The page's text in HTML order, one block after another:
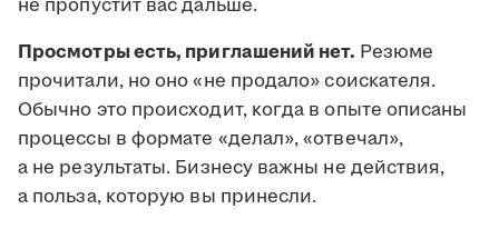
не пропустит вас дальше.
Просмотры есть, приглашений нет. Резюме
прочитали, но оно «не продало» соискателя.
Обычно это происходит, когда в опыте описаны
процессы в формате «делал», «отвечал»,
а не результаты. Бизнесу важны не действия,
а польза, которую вы принесли.